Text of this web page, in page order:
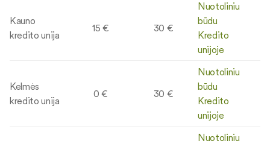
Kauno
kredito unija
15 € 30 €
Nuotoliniu
būdu
Kredito
unijoje
Kelmės
kredito unija
0 € 30 €
Nuotoliniu
būdu
Kredito
unijoje
Nuotoliniu